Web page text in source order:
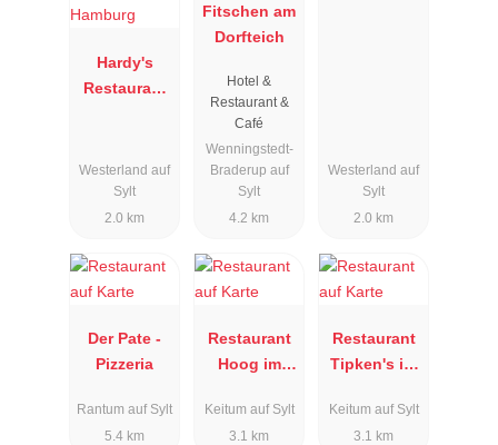
Hardy's
Restaurant
Hamburg
Westerland auf
Sylt
2.0 km
Fitschen am
Dorfteich
Hotel &
Restaurant &
Café
Wenningstedt-
Braderup auf
Sylt
4.2 km
Westerland auf
Sylt
2.0 km
Der Pate -
Pizzeria
Rantum auf Sylt
5.4 km
Restaurant
Hoog im
Resort
Keitum auf Sylt
3.1 km
Restaurant
Tipken's im
Resort
Keitum auf Sylt
3.1 km